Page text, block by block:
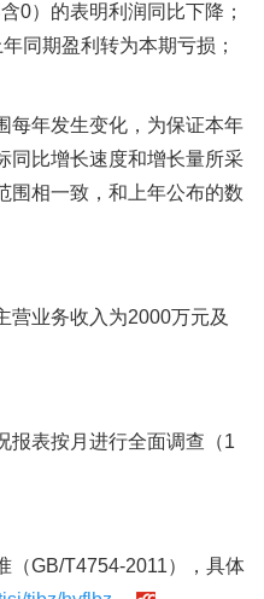
0）的表明利润同比下降；
同期盈利转为本期亏损；
每年发生变化，为保证本年
同比增长速度和增长量所采
围相一致，和上年公布的数
营业务收入为2000万元及
报表按月进行全面调查（1
（GB/T4754-2011），具体